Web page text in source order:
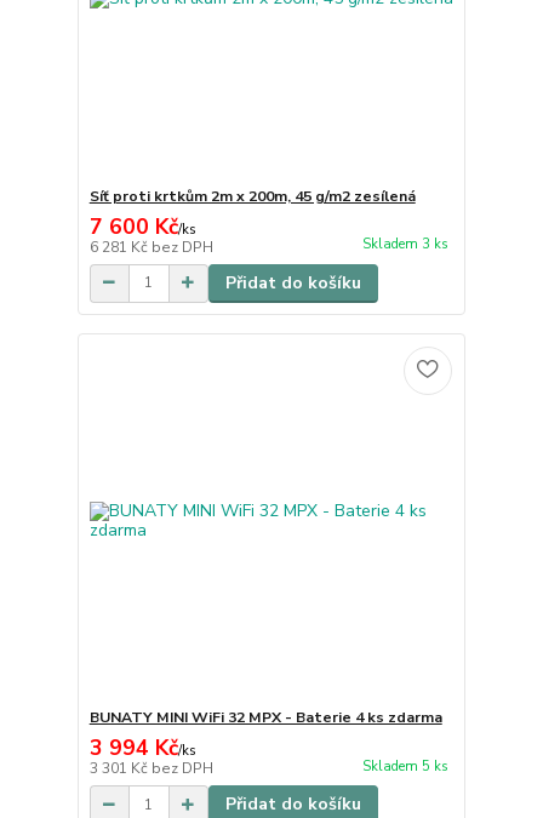
Síť proti krtkům 2m x 200m, 45 g/m2 zesílená
7 600 Kč/ks
6 281 Kč bez DPH Skladem 3 ks
Přidat do košíku
BUNATY MINI WiFi 32 MPX - Baterie 4 ks zdarma
3 994 Kč/ks
3 301 Kč bez DPH Skladem 5 ks
Přidat do košíku